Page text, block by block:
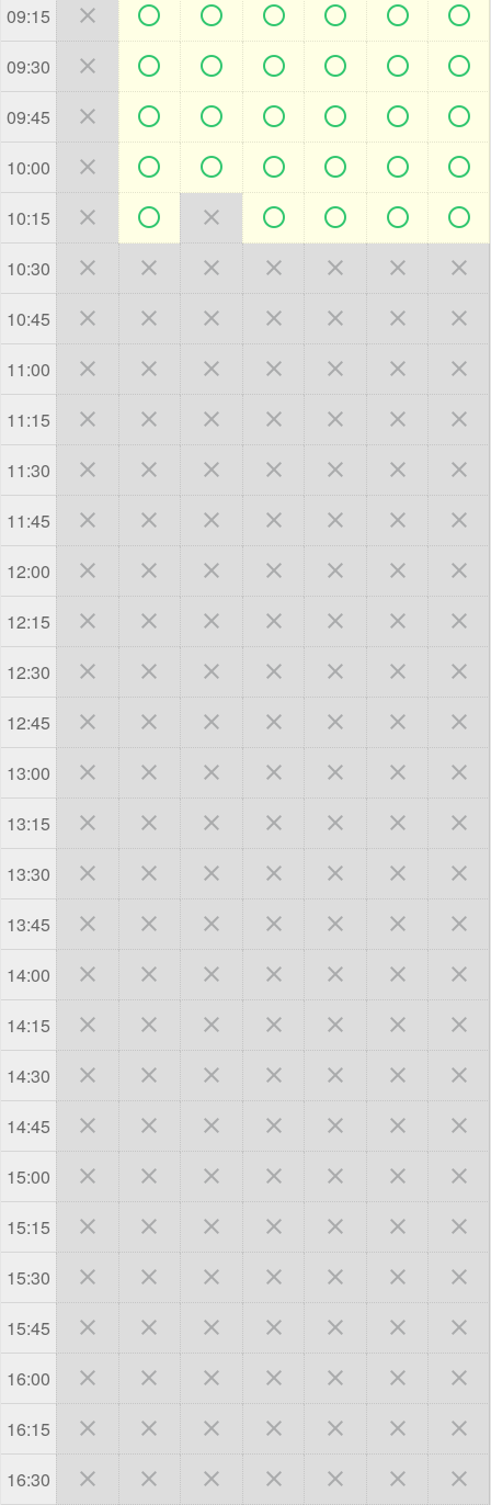
09:15       
09:30       
09:45       
10:00       
10:15       
10:30       
10:45       
11:00       
11:15       
11:30       
11:45       
12:00       
12:15       
12:30       
12:45       
13:00       
13:15       
13:30       
13:45       
14:00       
14:15       
14:30       
14:45       
15:00       
15:15       
15:30       
15:45       
16:00       
16:15       
16:30       